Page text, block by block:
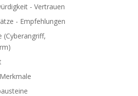
- Vertrauen
- Empfehlungen
(Cyberangriff,